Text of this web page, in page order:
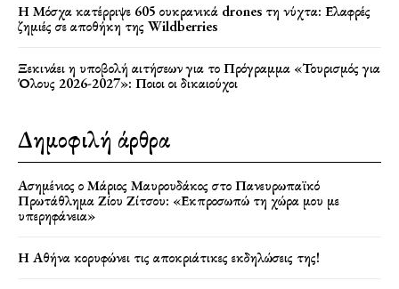
Η Μόσχα κατέρριψε 605 ουκρανικά drones τη νύχτα: Ελαφρές
ζημιές σε αποθήκη της Wildberries
Ξεκινάει η υποβολή αιτήσεων για το Πρόγραμμα «Τουρισμός για
Όλους 2026-2027»: Ποιοι οι δικαιούχοι
Δημοφιλή άρθρα
Ασημένιος ο Μάριος Μαυρουδάκος στο Πανευρωπαϊκό
Πρωτάθλημα Ζίου Ζίτσου: «Εκπροσωπώ τη χώρα μου με
υπερηφάνεια»
Η Αθήνα κορυφώνει τις αποκριάτικες εκδηλώσεις της!